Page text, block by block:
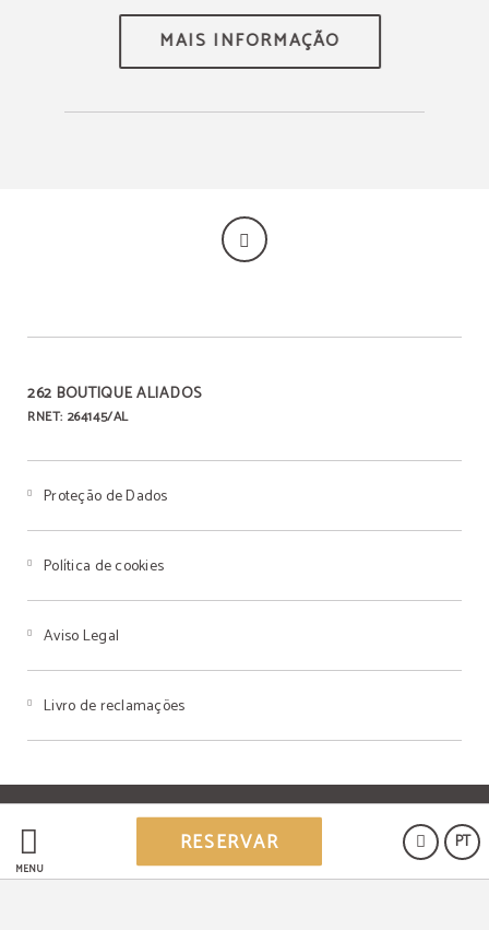
MENU
PT
RESERVAR
MAIS INFORMAÇÃO
262 BOUTIQUE ALIADOS
RNET: 264145/AL
Proteção de Dados
Política de cookies
Aviso Legal
Livro de reclamações
Powered by Keytel